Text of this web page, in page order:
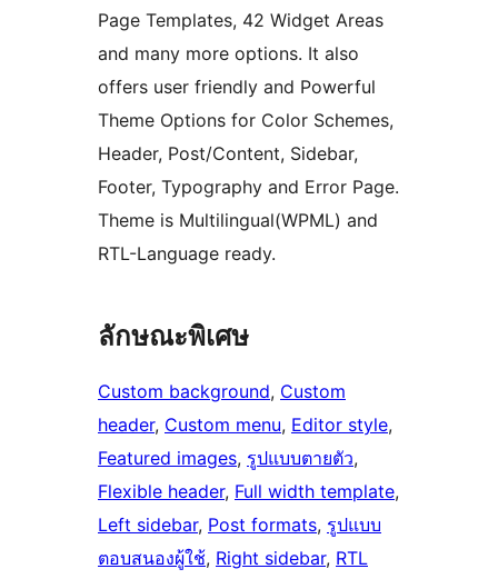
Page Templates, 42 Widget Areas
and many more options. It also
offers user friendly and Powerful
Theme Options for Color Schemes,
Header, Post/Content, Sidebar,
Footer, Typography and Error Page.
Theme is Multilingual(WPML) and
RTL-Language ready.
ลักษณะพิเศษ
Custom background, Custom
header, Custom menu, Editor style
Featured images, รูปแบบตายตัว
Flexible header, Full width template
Left sidebar, Post formats, รูปแบบ
ตอบสนองผู้ใช้, Right sidebar, RTL